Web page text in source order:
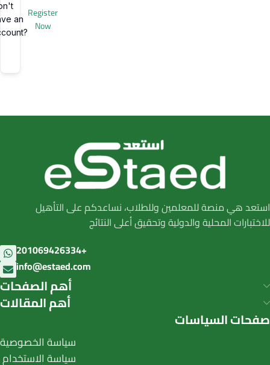
an Register
Now
استعد هي منصة للمعلمين وللطلاب، نساعدكم على التأهيل
للاختبارات المحلية والدولية وتحقيق أعلى النتائج
201069426334+
info@estaed.com
أهم الصفحات
أهم المقالات
صفحات السياسات
سياسة الخصوصية
سياسة الاستخدام